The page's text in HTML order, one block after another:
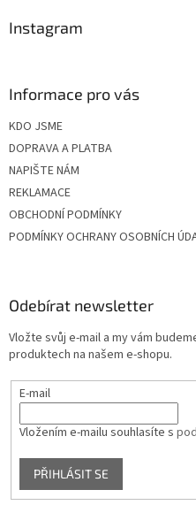
Instagram
Informace pro vás
KDO JSME
DOPRAVA A PLATBA
NAPIŠTE NÁM
REKLAMACE
OBCHODNÍ PODMÍNKY
PODMÍNKY OCHRANY OSOBNÍCH
Odebírat newsletter
Vložte svůj e-mail a my vám
produktech na našem e-shopu.
E-mail
Vložením e-mailu souhlasíte s
PŘIHLÁSIT SE